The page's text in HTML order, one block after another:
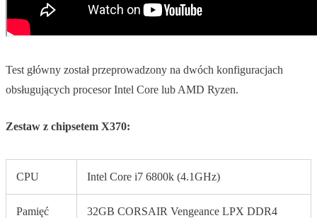
Test główny został przeprowadzony na dwóch konfiguracjach
obsługujących procesor Intel Core lub AMD Ryzen.
Zestaw z chipsetem X370:
CPU Intel Core i7 6800k (4.1GHz)
Pamięć
32GB CORSAIR Vengeance LPX DDR4